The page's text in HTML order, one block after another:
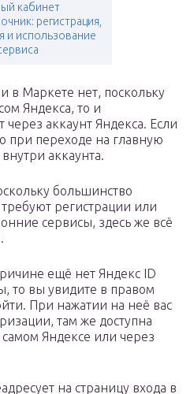
кабинет
регистрация,
и использование
в Маркете нет, поскольку
Яндекса, то и
через аккаунт Яндекса. Если
при переходе на главную
аккаунта.
большинство
регистрации или
сервисы, здесь же всё
ещё нет Яндекс ID
то вы увидите в правом
При нажатии на неё вас
там же доступна
Яндексе или через
на страницу входа в